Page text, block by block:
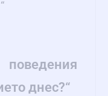
днес?“